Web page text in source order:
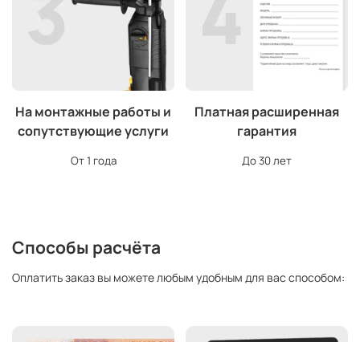
На монтажные работы и
сопутствующие услуги
От 1 года
Платная расширенная
гарантия
До 30 лет
Способы расчёта
Оплатить заказ вы можете любым удобным для вас способом: